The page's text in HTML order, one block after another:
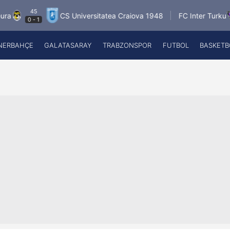
-1 CS Universitatea Craiova 1948 FC Inter Turku
1-0
GALATASARAY TRABZONSPOR FUTBOL